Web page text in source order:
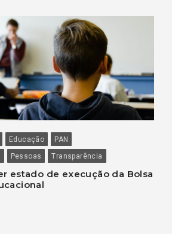
Educação
PAN
Pessoas Transparência
estado de execução da Bolsa